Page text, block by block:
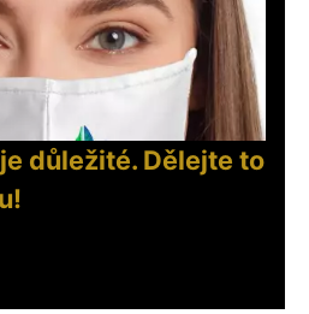
důležité. Dělejte to